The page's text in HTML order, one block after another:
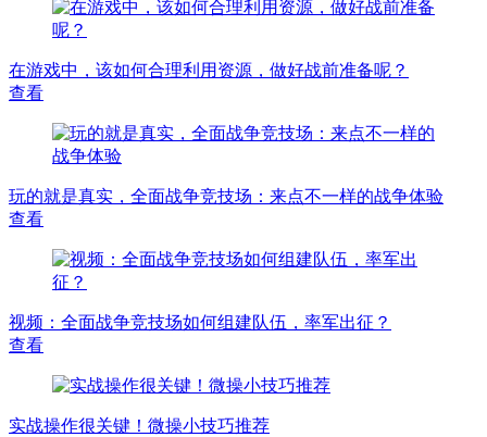
在游戏中，该如何合理利用资源，做好战前准备呢？
查看
玩的就是真实，全面战争竞技场：来点不一样的战争体验
查看
视频：全面战争竞技场如何组建队伍，率军出征？
查看
实战操作很关键！微操小技巧推荐